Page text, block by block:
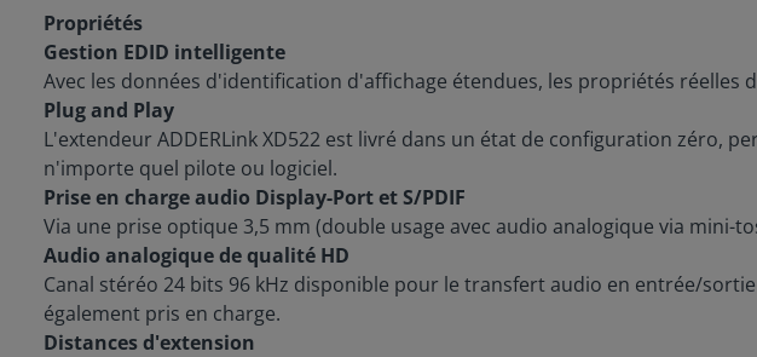
Propriétés
Gestion EDID intelligente
Avec les données d'identification d'affichage étendues, les propriétés
Plug and Play
L'extendeur ADDERLink XD522 est livré dans un état de configuration zéro,
n'importe quel pilote ou logiciel.
Prise en charge audio Display-Port et S/PDIF
Via une prise optique 3,5 mm (double usage avec audio analogique via mini-
Audio analogique de qualité HD
Canal stéréo 24 bits 96 kHz disponible pour le transfert audio en entrée/
également pris en charge.
Distances d'extension